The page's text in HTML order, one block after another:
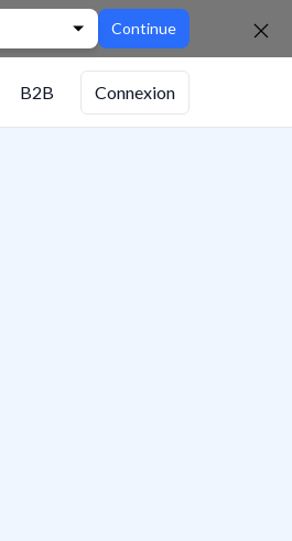
Continue
B2B Connexion